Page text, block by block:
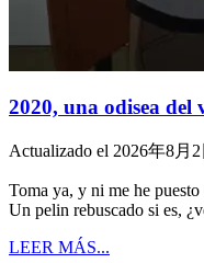
2020, una odisea del
Actualizado el 2026年8月2
Toma ya, y ni me he
Un pelin rebuscado si es,
LEER MÁS...